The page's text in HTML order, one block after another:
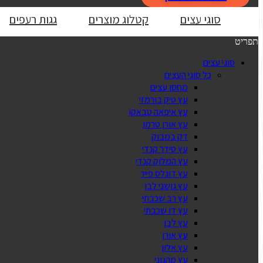
סוגי עצים קטלוג מוצרים גגות רעפים
תפריט
סוגי עצים
כל סוגי העצים
מחסן עצים
עץ טיק בורמזי
עץ איפאה טבאקו
עץ אורן טרמו
דק במבוק
עץ סידר קנדי
עץ המלוק קנדי
עץ דוגלס פייר
עץ גושני לבן
עץ רב שכבתי
עץ דו שכבתי
עץ לבן
עץ אורן
עץ אלון
עץ מהגוני